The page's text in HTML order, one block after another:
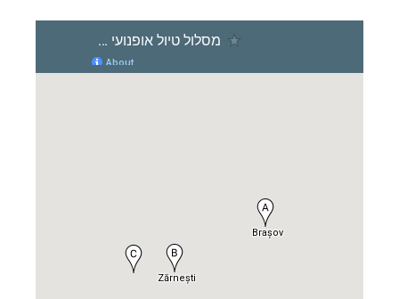
טיולים למדינות אירופה לחצו לרשימת היעדים »
טיולים לצפון אמריקה
לחצו לרשימת היעדים »